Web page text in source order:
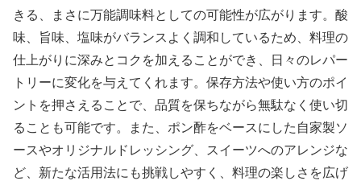
きる、まさに万能調味料としての可能性が広がります。酸
味、旨味、塩味がバランスよく調和しているため、料理の
仕上がりに深みとコクを加えることができ、日々のレパー
トリーに変化を与えてくれます。保存方法や使い方のポイ
ントを押さえることで、品質を保ちながら無駄なく使い切
ることも可能です。また、ポン酢をベースにした自家製ソ
ースやオリジナルドレッシング、スイーツへのアレンジな
ど、新たな活用法にも挑戦しやすく、料理の楽しさを広げ